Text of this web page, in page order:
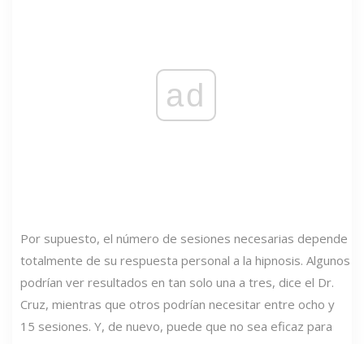
ad
Por supuesto, el número de sesiones necesarias depende
totalmente de su respuesta personal a la hipnosis. Algunos
podrían ver resultados en tan solo una a tres, dice el Dr.
Cruz, mientras que otros podrían necesitar entre ocho y
15 sesiones. Y, de nuevo, puede que no sea eficaz para